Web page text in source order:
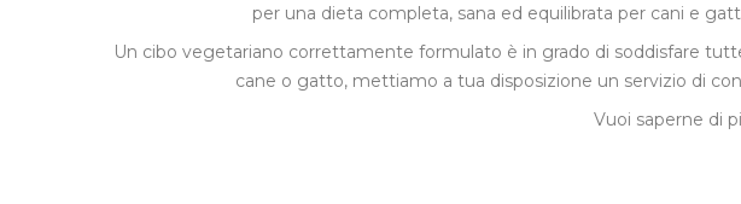
per una dieta completa, sana ed equilibrata per cani e
Un cibo vegetariano correttamente formulato è in grado di soddisfare
cane o gatto, mettiamo a tua disposizione un servizio di
Vuoi saperne di